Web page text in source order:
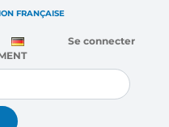
FRANÇAISE
Se connecter